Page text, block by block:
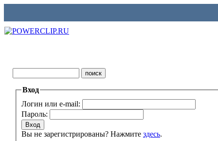
Вход
Логин или e-mail:
Пароль:
Вы не зарегистрированы? Нажмите здесь.